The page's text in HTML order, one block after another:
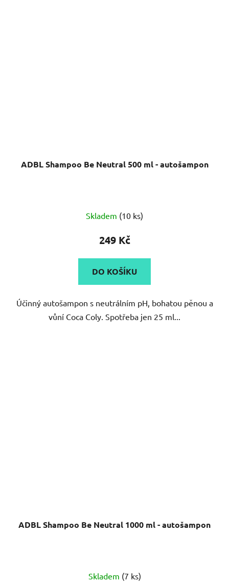
ADBL Shampoo Be Neutral 500 ml - autošampon
Skladem (10 ks)
249 Kč
DO KOŠÍKU
Účinný autošampon s neutrálním pH, bohatou pěnou a
vůní Coca Coly. Spotřeba jen 25 ml...
ADBL Shampoo Be Neutral 1000 ml - autošampon
Skladem (7 ks)